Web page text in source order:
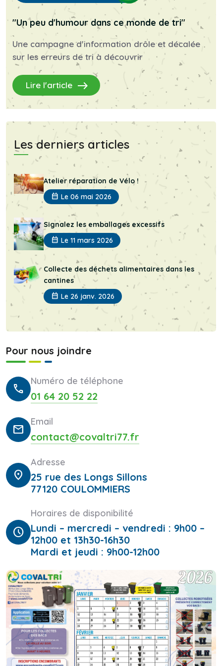
"Un peu d'humour dans ce monde de tri"
Une campagne d'information drôle et décalée
sur les erreurs de tri à découvrir
Lire l'article east
Les derniers articles
Atelier réparation de Vélo !
calendar_month Le 06 mai 2026
Signalez les emballages excessifs
calendar_month Le 11 mars 2026
Collecte des déchets alimentaires dans les
cantines
calendar_month Le 26 janv. 2026
Pour nous joindre
call
Numéro de téléphone
01 64 20 52 22
mail
Email
contact@covaltri77.fr
location_on
Adresse
25 rue des Longs Sillons
77120 COULOMMIERS
schedule
Horaires de disponibilité
Lundi – mercredi – vendredi : 9h00 –
12h00 et 13h30-16h30
Mardi et jeudi : 9h00-12h00